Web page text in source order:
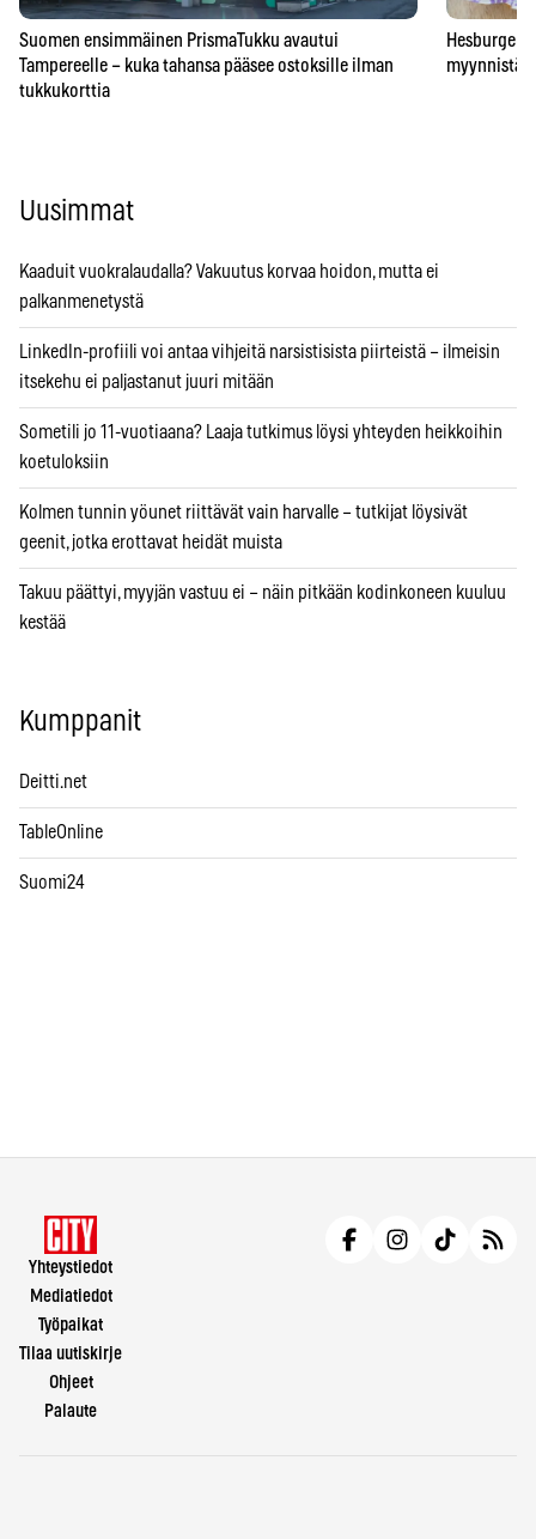
Suomen ensimmäinen PrismaTukku avautui
Tampereelle – kuka tahansa pääsee ostoksille ilman
tukkukorttia
myynnistä
Uusimmat
Kaaduit vuokralaudalla? Vakuutus korvaa hoidon, mutta ei
palkanmenetystä
LinkedIn-profiili voi antaa vihjeitä narsistisista piirteistä – ilmeisin
itsekehu ei paljastanut juuri mitään
Sometili jo 11-vuotiaana? Laaja tutkimus löysi yhteyden heikkoihin
koetuloksiin
Kolmen tunnin yöunet riittävät vain harvalle – tutkijat löysivät
geenit, jotka erottavat heidät muista
Takuu päättyi, myyjän vastuu ei – näin pitkään kodinkoneen kuuluu
kestää
Kumppanit
Deitti.net
TableOnline
Suomi24
Yhteystiedot
Mediatiedot
Työpaikat
Tilaa uutiskirje
Ohjeet
Palaute